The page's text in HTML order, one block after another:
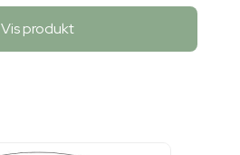
Vis produkt